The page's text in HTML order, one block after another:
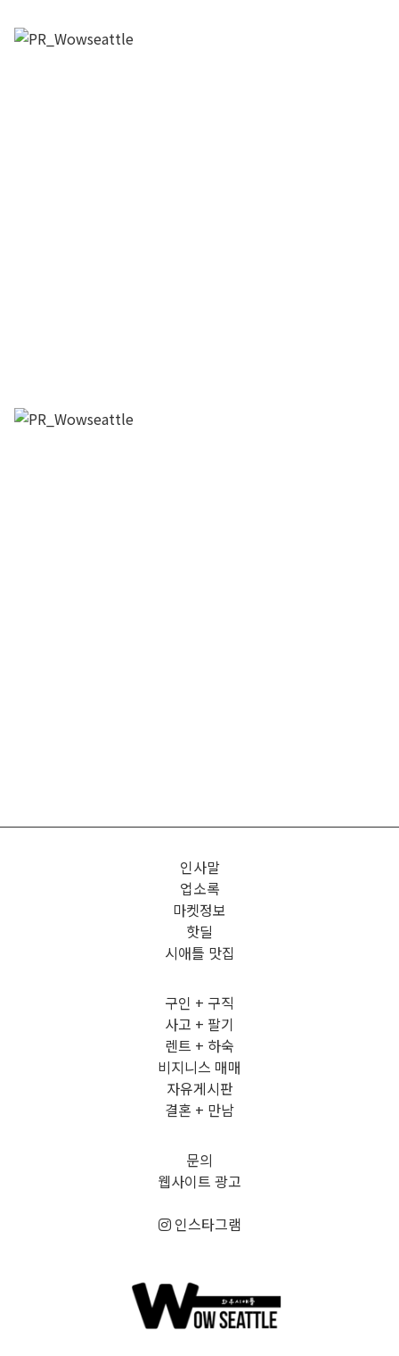
인사말
업소록
마켓정보
핫딜
시애틀 맛집
구인 + 구직
사고 + 팔기
렌트 + 하숙
비지니스 매매
자유게시판
결혼 + 만남
문의
웹사이트 광고
인스타그램